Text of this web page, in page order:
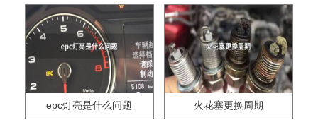
epc灯亮是什么问题 火花塞更换周期